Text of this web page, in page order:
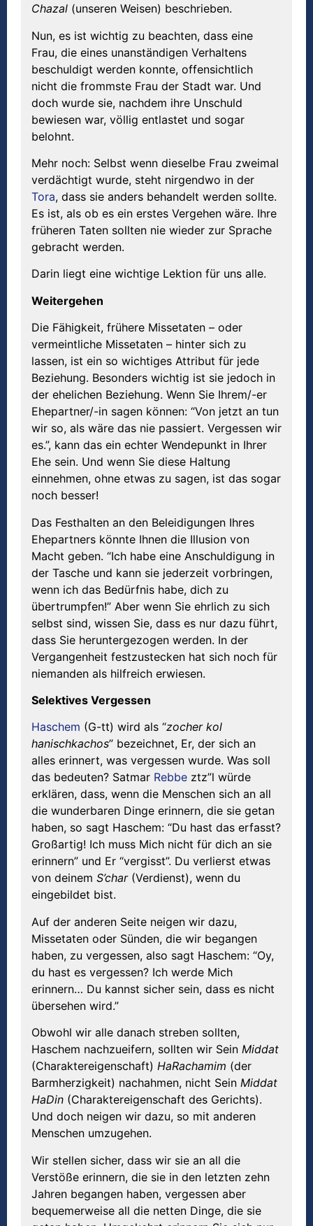
Chazal (unseren Weisen) beschrieben.
Nun, es ist wichtig zu beachten, dass eine
Frau, die eines unanständigen Verhaltens
beschuldigt werden konnte, offensichtlich
nicht die frommste Frau der Stadt war. Und
doch wurde sie, nachdem ihre Unschuld
bewiesen war, völlig entlastet und sogar
belohnt.
Mehr noch: Selbst wenn dieselbe Frau zweimal
verdächtigt wurde, steht nirgendwo in der
Tora, dass sie anders behandelt werden sollte.
Es ist, als ob es ein erstes Vergehen wäre. Ihre
früheren Taten sollten nie wieder zur Sprache
gebracht werden.
Darin liegt eine wichtige Lektion für uns alle.
Weitergehen
Die Fähigkeit, frühere Missetaten – oder
vermeintliche Missetaten – hinter sich zu
lassen, ist ein so wichtiges Attribut für jede
Beziehung. Besonders wichtig ist sie jedoch in
der ehelichen Beziehung. Wenn Sie Ihrem/-er
Ehepartner/-in sagen können: “Von jetzt an tun
wir so, als wäre das nie passiert. Vergessen wir
es.”, kann das ein echter Wendepunkt in Ihrer
Ehe sein. Und wenn Sie diese Haltung
einnehmen, ohne etwas zu sagen, ist das sogar
noch besser!
Das Festhalten an den Beleidigungen Ihres
Ehepartners könnte Ihnen die Illusion von
Macht geben. “Ich habe eine Anschuldigung in
der Tasche und kann sie jederzeit vorbringen,
wenn ich das Bedürfnis habe, dich zu
übertrumpfen!” Aber wenn Sie ehrlich zu sich
selbst sind, wissen Sie, dass es nur dazu führt,
dass Sie heruntergezogen werden. In der
Vergangenheit festzustecken hat sich noch für
niemanden als hilfreich erwiesen.
Selektives Vergessen
Haschem (G-tt) wird als “zocher kol
hanischkachos” bezeichnet, Er, der sich an
alles erinnert, was vergessen wurde. Was soll
das bedeuten? Satmar Rebbe ztz”l würde
erklären, dass, wenn die Menschen sich an all
die wunderbaren Dinge erinnern, die sie getan
haben, so sagt Haschem: “Du hast das erfasst?
Großartig! Ich muss Mich nicht für dich an sie
erinnern” und Er “vergisst”. Du verlierst etwas
von deinem S’char(Verdienst), wenn du
eingebildet bist.
Auf der anderen Seite neigen wir dazu,
Missetaten oder Sünden, die wir begangen
haben, zu vergessen, also sagt Haschem: “Oy,
du hast es vergessen? Ich werde Mich
erinnern… Du kannst sicher sein, dass es nicht
übersehen wird.”
Obwohl wir alle danach streben sollten,
Haschem nachzueifern, sollten wir Sein Middat
(Charaktereigenschaft) HaRachamim (der
Barmherzigkeit) nachahmen, nicht Sein Middat
HaDin (Charaktereigenschaft des Gerichts).
Und doch neigen wir dazu, so mit anderen
Menschen umzugehen.
Wir stellen sicher, dass wir sie an all die
Verstöße erinnern, die sie in den letzten zehn
Jahren begangen haben, vergessen aber
bequemerweise all die netten Dinge, die sie